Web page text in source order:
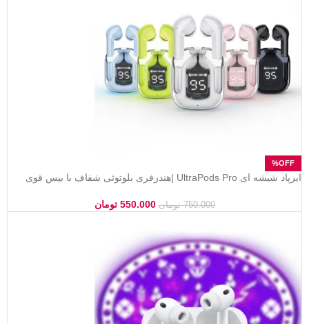
ایرپاد شیشه ای UltraPods Pro |هندزفری بلوتوثی شفاف با بیس قوی
750.000 تومان 550.000 تومان